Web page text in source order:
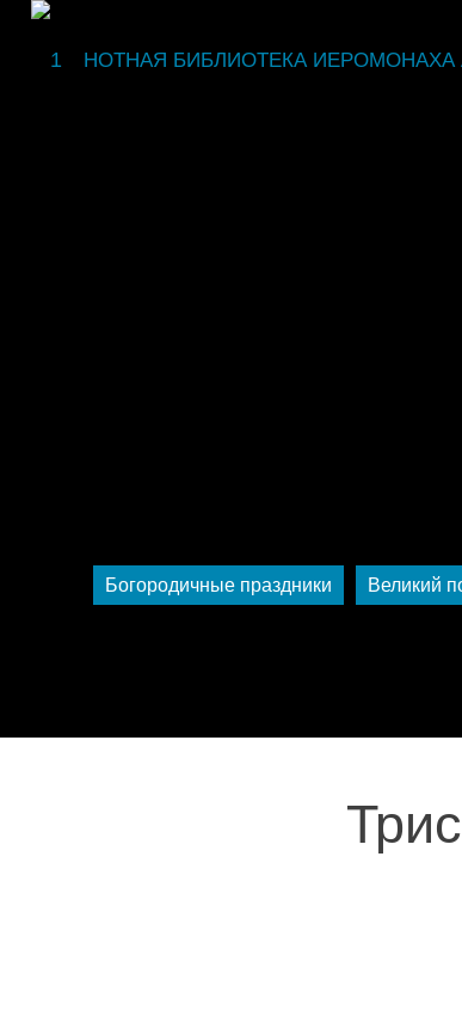
fdsgsdg
НОТНАЯ БИБЛИОТЕКА ИЕРОМОНАХА
Богородичные праздники Великий